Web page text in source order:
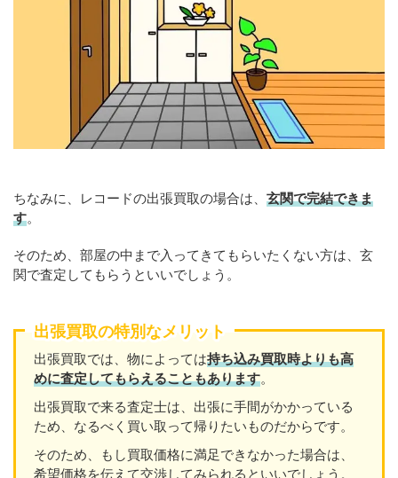
ちなみに、レコードの出張買取の場合は、 玄関で完結できま
す。
そのため、部屋の中まで入ってきてもらいたくない方は、玄
関で査定してもらうといいでしょう。
出張買取の特別なメリット
出張買取では、物によっては持ち込み買取時よりも高
めに査定してもらえることもあります。
出張買取で来る査定士は、出張に手間がかかっている
ため、なるべく買い取って帰りたいものだからです。
そのため、もし買取価格に満足できなかった場合は、
希望価格を伝えて交渉してみられるといいでしょう。